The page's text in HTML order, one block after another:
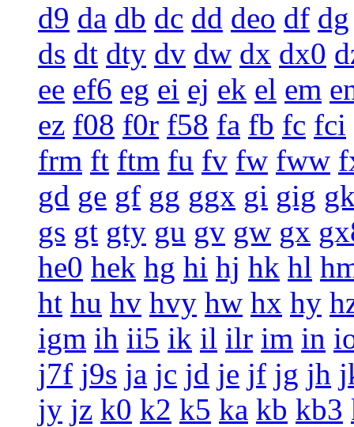
d9 da db dc dd deo df dg
ds dt dty dv dw dx dx0
ee ef6 eg ei ej ek el em
ez f08 f0r f58 fa fb fc fci
frm ft ftm fu fv fw fww
gd ge gf gg ggx gi gig
gs gt gty gu gv gw gx
he0 hek hg hi hj hk hl
ht hu hv hvy hw hx hy
igm ih ii5 ik il ilr im in
j7f j9s ja jc jd je jf jg jh
jy jz k0 k2 k5 ka kb kb3